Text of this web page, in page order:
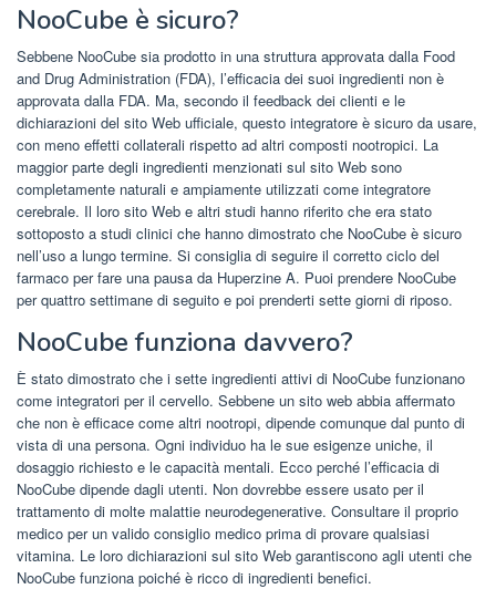
NooCube è sicuro?
Sebbene NooCube sia prodotto in una struttura approvata dalla Food
and Drug Administration (FDA), l’efficacia dei suoi ingredienti non è
approvata dalla FDA. Ma, secondo il feedback dei clienti e le
dichiarazioni del sito Web ufficiale, questo integratore è sicuro da usare,
con meno effetti collaterali rispetto ad altri composti nootropici. La
maggior parte degli ingredienti menzionati sul sito Web sono
completamente naturali e ampiamente utilizzati come integratore
cerebrale. Il loro sito Web e altri studi hanno riferito che era stato
sottoposto a studi clinici che hanno dimostrato che NooCube è sicuro
nell’uso a lungo termine. Si consiglia di seguire il corretto ciclo del
farmaco per fare una pausa da Huperzine A. Puoi prendere NooCube
per quattro settimane di seguito e poi prenderti sette giorni di riposo.
NooCube funziona davvero?
È stato dimostrato che i sette ingredienti attivi di NooCube funzionano
come integratori per il cervello. Sebbene un sito web abbia affermato
che non è efficace come altri nootropi, dipende comunque dal punto di
vista di una persona. Ogni individuo ha le sue esigenze uniche, il
dosaggio richiesto e le capacità mentali. Ecco perché l’efficacia di
NooCube dipende dagli utenti. Non dovrebbe essere usato per il
trattamento di molte malattie neurodegenerative. Consultare il proprio
medico per un valido consiglio medico prima di provare qualsiasi
vitamina. Le loro dichiarazioni sul sito Web garantiscono agli utenti che
NooCube funziona poiché è ricco di ingredienti benefici.